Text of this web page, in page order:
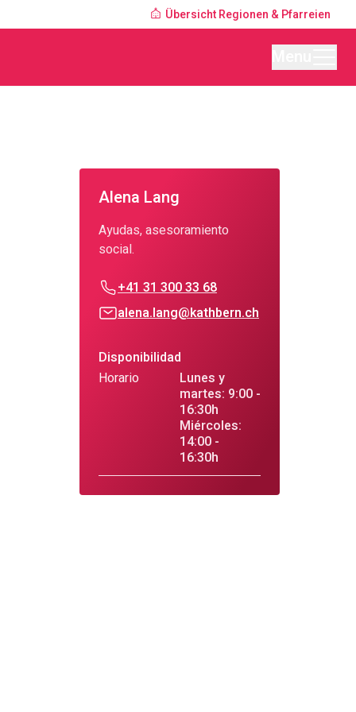
Übersicht Regionen & Pfarreien
Alena Lang
Ayudas, asesoramiento
social.
+41 31 300 33 68
alena.lang@kathbern.ch
Disponibilidad
Horario
Lunes y
martes: 9:00 -
16:30h
Miércoles:
14:00 -
16:30h